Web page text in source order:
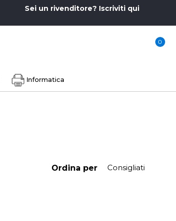
Sei un rivenditore? Iscriviti qui
0
Informatica
Ordina per